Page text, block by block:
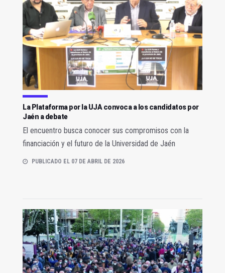
La Plataforma por la UJA convoca a los candidatos por
Jaén a debate
El encuentro busca conocer sus compromisos con la
financiación y el futuro de la Universidad de Jaén
PUBLICADO EL 07 DE ABRIL DE 2026